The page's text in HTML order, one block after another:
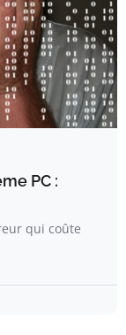
PC :
qui coûte